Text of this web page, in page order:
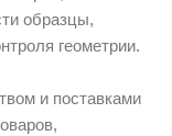
образцы,
геометрии.
и поставками